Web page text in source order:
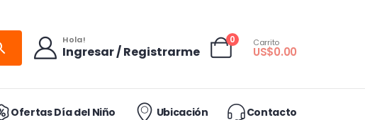
Hola!
Ingresar / Registrarme
0 Carrito
US$0.00
Ofertas Día del Niño Ubicación Contacto